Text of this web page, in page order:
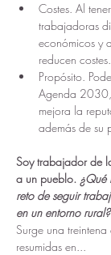
Costes. Al
trabajadoras
económicos y
reducen costes.
Propósito.
Agenda
mejora la
además de su
Soy trabajador de
a un pueblo. ¿Qué
reto de seguir
en un entorno rural?
Surge una
resumidas en...